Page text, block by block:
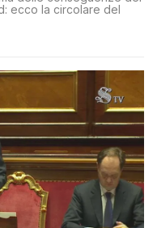
ecco la circolare del